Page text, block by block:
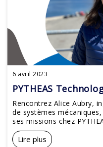
6 avril 2023
PYTHEAS
Rencontrez Alice Aubry,
de systèmes
ses missions chez
Lire plus